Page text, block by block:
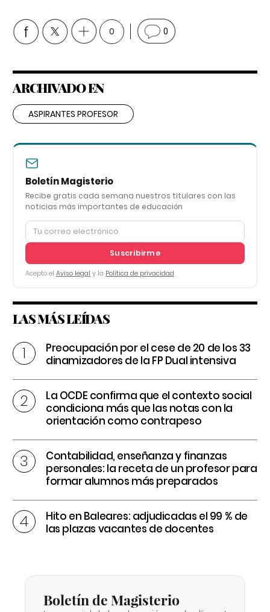
0 0
ARCHIVADO EN
ASPIRANTES PROFESOR
Boletín Magisterio
Recibe gratis cada semana nuestros titulares con las
noticias más importantes de educación
Suscribirme
Acepto el Aviso legal y la Política de privacidad
LAS MÁS LEÍDAS
Preocupación por el cese de 20 de los 33
dinamizadores de la FP Dual intensiva
La OCDE confirma que el contexto social
condiciona más que las notas con la
orientación como contrapeso
Contabilidad, enseñanza y finanzas
personales: la receta de un profesor para
formar alumnos más preparados
Hito en Baleares: adjudicadas el 99 % de
las plazas vacantes de docentes
Boletín de Magisterio